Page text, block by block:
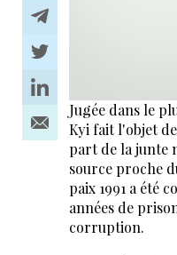
Jugée dans le
Kyi fait l'objet
part de la junte
source proche
paix 1991 a été
années de
corruption.